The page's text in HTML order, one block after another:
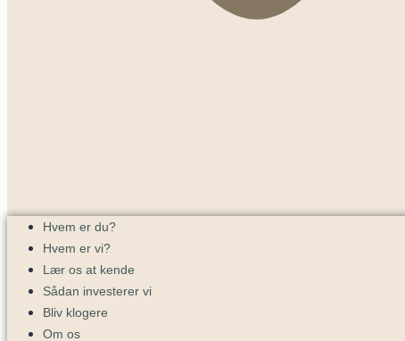
Hvem er du?
Hvem er vi?
Lær os at kende
Sådan investerer vi
Bliv klogere
Om os